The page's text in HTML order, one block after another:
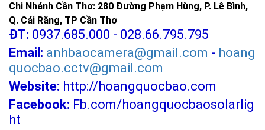
Chi Nhánh Cần Thơ: 280 Đường Phạm Hùng, P. Lê Bình,
Q. Cái Răng, TP Cần Thơ
ĐT: 0937.685.000 - 028.66.795.795
Email: anhbaocamera@gmail.com - hoang
quocbao.cctv@gmail.com
Website: http://hoangquocbao.com
Facebook: Fb.com/hoangquocbaosolarlig
ht